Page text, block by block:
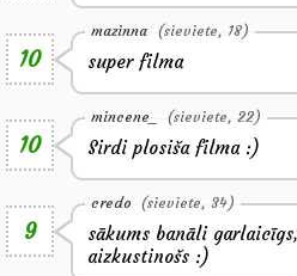
10
mazinna (sieviete, 18)
super filma
10
mincene_ (sieviete, 22)
Sirdi plosiša filma :)
9
credo (sieviete, 34)
sākums banāli
aizkustinošs :)